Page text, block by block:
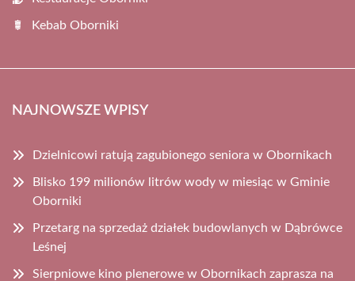
Kebab Oborniki
NAJNOWSZE WPISY
Dzielnicowi ratują zagubionego seniora w Obornikach
Blisko 199 milionów litrów wody w miesiąc w Gminie
Oborniki
Przetarg na sprzedaż działek budowlanych w Dąbrówce
Leśnej
Sierpniowe kino plenerowe w Obornikach zaprasza na